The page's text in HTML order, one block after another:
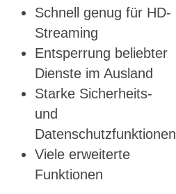
Schnell genug für HD-
Streaming
Entsperrung beliebter
Dienste im Ausland
Starke Sicherheits-
und
Datenschutzfunktionen
Viele erweiterte
Funktionen